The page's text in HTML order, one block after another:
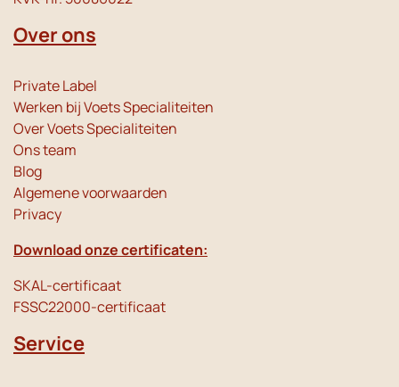
Over ons
Private Label
Werken bij Voets Specialiteiten
Over Voets Specialiteiten
Ons team
Blog
Algemene voorwaarden
Privacy
Download onze certificaten:
SKAL-certificaat
FSSC22000-certificaat
Service